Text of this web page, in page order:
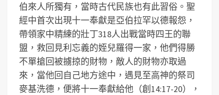
伯來人所獨有，當時古代民族也有此習俗。聖
經中首次出現十一奉獻是亞伯拉罕以德報怨，
帶領家中精練的壯丁318人出戰當時四王的聯
盟，救回見利忘義的姪兒羅得一家，他們得勝
不單搶回被擄掠的財物，敵人的財物亦取過
來，當他回自己地方途中，遇見至高神的祭司
麥基洗德，便將十一奉獻給他（創14:17-20），